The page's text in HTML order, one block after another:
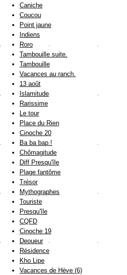
Caniche
Coucou
Point jaune
Indiens
Roro
Tambouille suite.
Tambouille
Vacances au ranch.
13 août
Islamitude
Rarissime
Le tour
Place du Rien
Cinoche 20
Ba ba bap !
Chômagitude
Diff Presqu'île
Plage fantôme
Trésor
Mythographes
Touriste
Presqu'île
CQFD
Cinoche 19
Deoueur
Résidence
Kho Lipe
Vacances de Hève (6)